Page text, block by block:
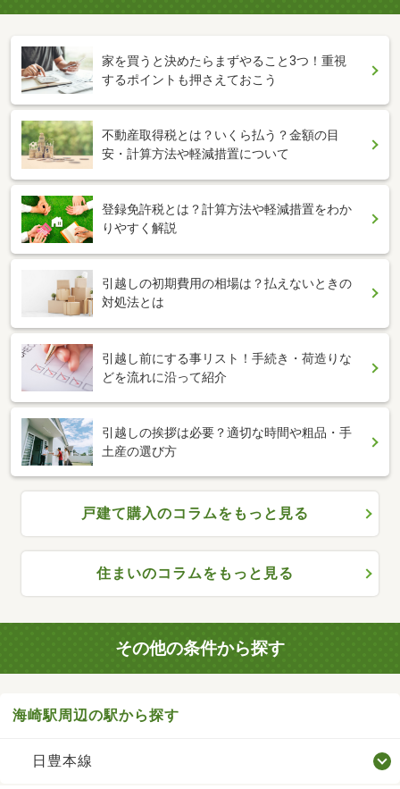
家を買うと決めたらまずやること3つ！重視
するポイントも押さえておこう
不動産取得税とは？いくら払う？金額の目
安・計算方法や軽減措置について
登録免許税とは？計算方法や軽減措置をわか
りやすく解説
引越しの初期費用の相場は？払えないときの
対処法とは
引越し前にする事リスト！手続き・荷造りな
どを流れに沿って紹介
引越しの挨拶は必要？適切な時間や粗品・手
土産の選び方
戸建て購入のコラムをもっと見る
住まいのコラムをもっと見る
その他の条件から探す
海崎駅周辺の駅から探す
日豊本線